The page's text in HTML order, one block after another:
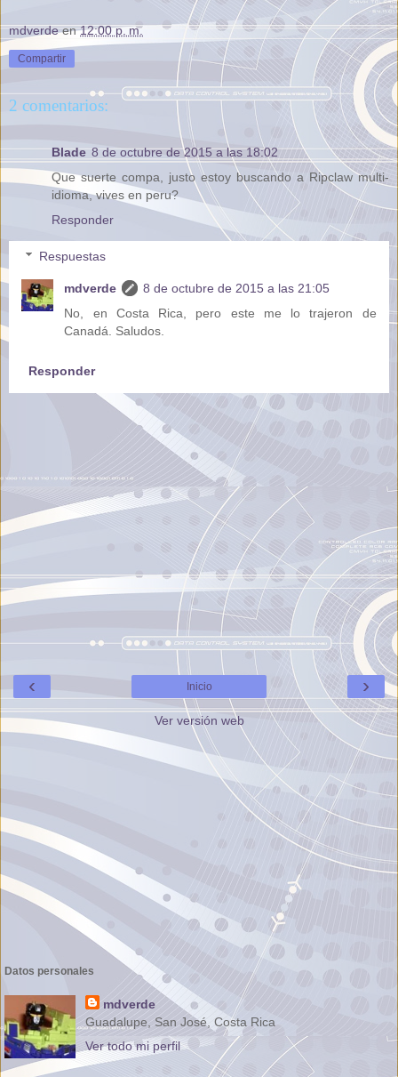
mdverde en12:00 p. m.
Compartir
2 comentarios:
Blade 8 de octubre de 2015 a las 18:02
Que suerte compa, justo estoy buscando a Ripclaw multi-
idioma, vives en peru?
Responder
Respuestas
mdverde
8 de octubre de 2015 a las 21:05
No, en Costa Rica, pero este me lo trajeron de
Canadá. Saludos.
Responder
‹ ›
Inicio
Ver versión web
Datos personales
mdverde
Guadalupe, San José, Costa Rica
Ver todo mi perfil